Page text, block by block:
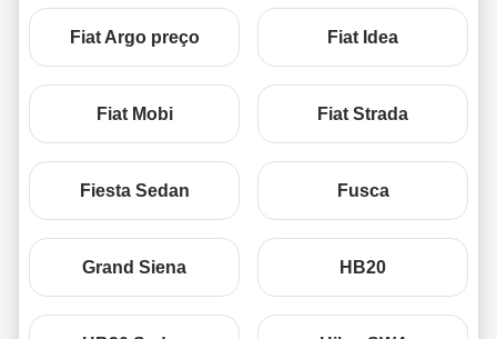
Fiat Argo preço Fiat Idea
Fiat Mobi Fiat Strada
Fiesta Sedan Fusca
Grand Siena HB20